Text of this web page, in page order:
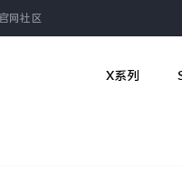
官网社区
X系列